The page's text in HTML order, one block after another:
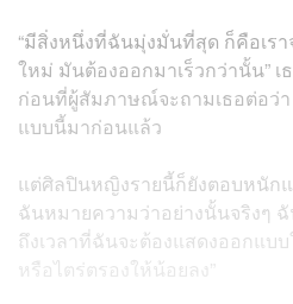
“มีสิ่งหนึ่งที่ฉันมุ่งมั่นที่สุด ก็คือเร
ใหม่ มันต้องออกมาเร็วกว่านั้น”
ก่อนที่ผู้สัมภาษณ์จะถามเธอต่อว่า
แบบนี้มาก่อนแล้ว
แต่ศิลปินหญิงรายนี้ก็ยังตอบหนัก
ฉันหมายความว่าอย่างนั้นจริงๆ
ถึงเวลาที่ฉันจะต้องแสดงออกแบ
หรือไตร่ตรองให้น้อยลง”